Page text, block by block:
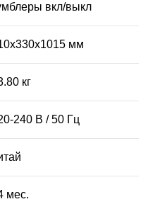
вкл/выкл
мм
кг
240 В / 50 Гц
мес.